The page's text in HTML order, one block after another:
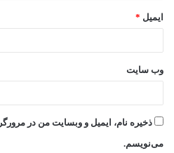
ایمیل *
وب‌ سایت
ذخیره نام، ایمیل و وبسایت من در
می‌نویسم.